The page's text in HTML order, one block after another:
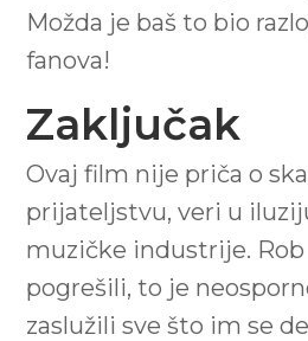
Možda je baš to bio
fanova!
Zaključak
Ovaj film nije priča o
prijateljstvu, veri u
muzičke industrije. Rob
pogrešili, to je
zaslužili sve što im se